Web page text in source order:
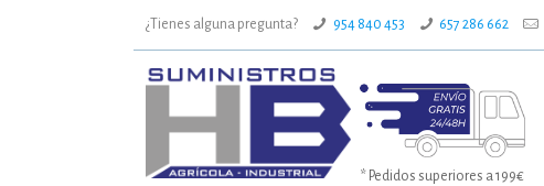
¿Tienes alguna pregunta? 954 840 453 657 286 662
* Pedidos superiores a 199€